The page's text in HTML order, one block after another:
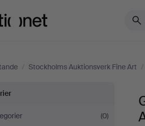
/ Stockholms Auktionsverk Fine Art /
(0)